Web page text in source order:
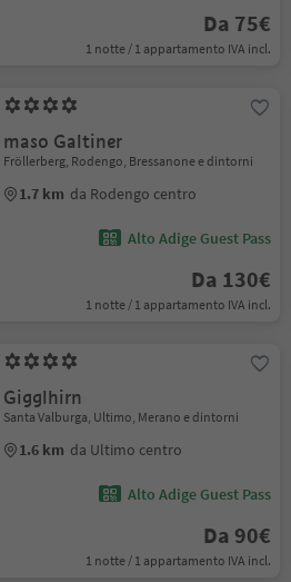
Da 75€
1 notte / 1 appartamento IVA incl.
maso Galtiner
Fröllerberg, Rodengo, Bressanone e dintorni
1.7 km da Rodengo centro
Alto Adige Guest Pass
Da 130€
1 notte / 1 appartamento IVA incl.
Gigglhirn
Santa Valburga, Ultimo, Merano e dintorni
1.6 km da Ultimo centro
Alto Adige Guest Pass
Da 90€
1 notte / 1 appartamento IVA incl.